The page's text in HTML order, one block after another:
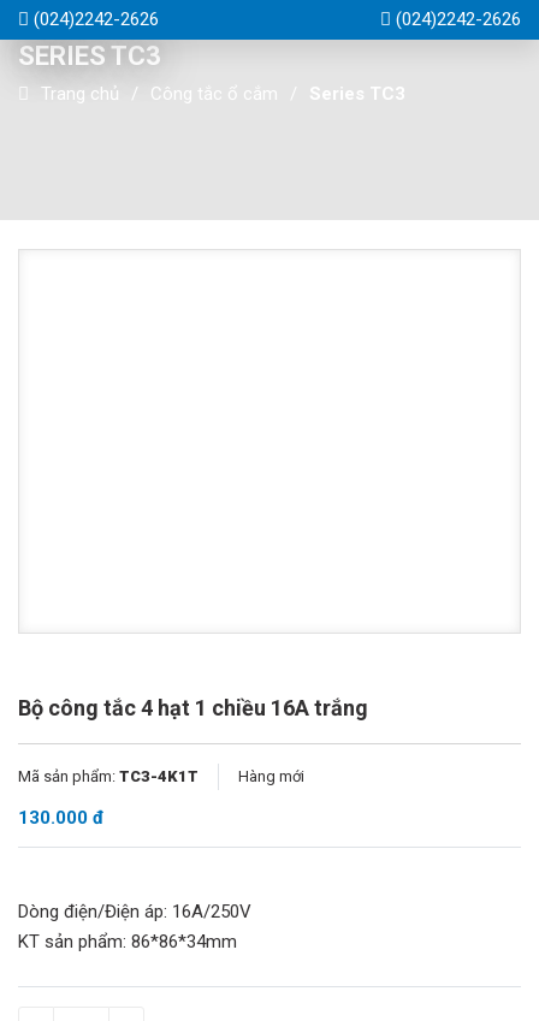
(024)2242-2626 (024)2242-2626
SERIES TC3
Trang chủ Công tắc ổ cắm Series TC3
Bộ công tắc 4 hạt 1 chiều 16A trắng
Mã sản phẩm: TC3-4K1T Hàng mới
130.000 đ
Dòng điện/Điện áp: 16A/250V
KT sản phẩm: 86*86*34mm